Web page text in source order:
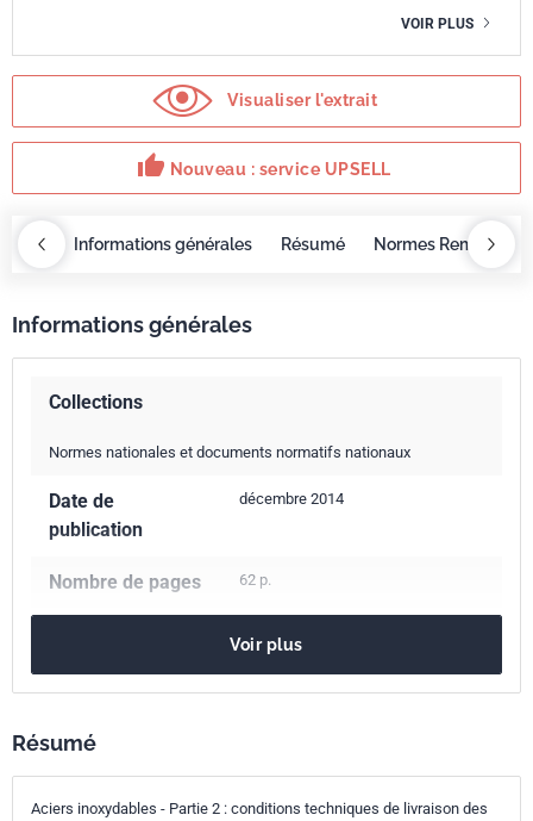
VOIR PLUS
Visualiser l'extrait
thumb_up Nouveau : service UPSELL
Informations générales Résumé Normes
Informations générales
Collections
Normes nationales et documents normatifs nationaux
Date de
publication
décembre 2014
Nombre de pages 62 p.
Codes ICS
77.140.20
Indice de
A35-572-2
Voir plus
Résumé
Aciers inoxydables - Partie 2 : conditions techniques de livraison des